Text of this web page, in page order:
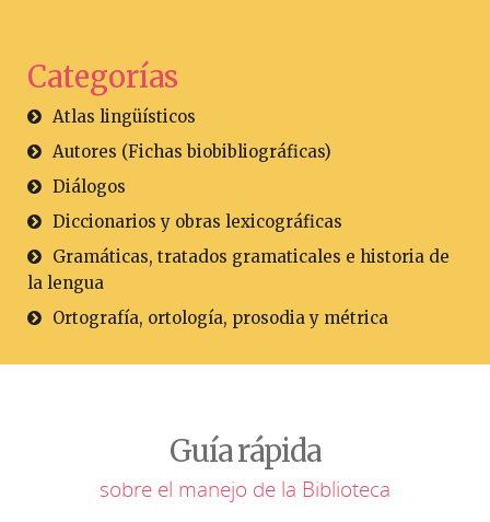
Categorías
Atlas lingüísticos
Autores (Fichas biobibliográficas)
Diálogos
Diccionarios y obras lexicográficas
Gramáticas, tratados gramaticales e historia de
la lengua
Ortografía, ortología, prosodia y métrica
Guía rápida
sobre el manejo de la Biblioteca